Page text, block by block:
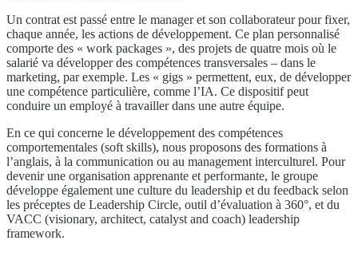
Un contrat est passé entre le manager et son collaborateur pour fixer,
chaque année, les actions de développement. Ce plan personnalisé
comporte des « work packages », des projets de quatre mois où le
salarié va développer des compétences transversales – dans le
marketing, par exemple. Les « gigs » permettent, eux, de développer
une compétence particulière, comme l’IA. Ce dispositif peut
conduire un employé à travailler dans une autre équipe.
En ce qui concerne le développement des compétences
comportementales (soft skills), nous proposons des formations à
l’anglais, à la communication ou au management interculturel. Pour
devenir une organisation apprenante et performante, le groupe
développe également une culture du leadership et du feedback selon
les préceptes de Leadership Circle, outil d’évaluation à 360°, et du
VACC (visionary, architect, catalyst and coach) leadership
framework.